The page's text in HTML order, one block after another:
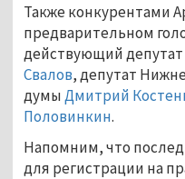
Также конкурентами
предварительном
действующий
Свалов, депутат
думыДмитрий
Половинкин.
Напомним, что
для регистрации на